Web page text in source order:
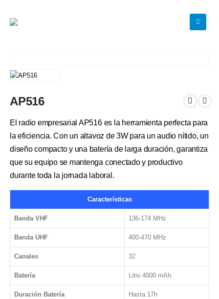
AP516
El radio empresarial AP516 es la herramienta perfecta para
la eficiencia. Con un altavoz de 3W para un audio nítido, un
diseño compacto y una batería de larga duración, garantiza
que su equipo se mantenga conectado y productivo
durante toda la jornada laboral.
Características
Banda VHF 136-174 MHz
Banda UHF 400-470 MHz
Canales 32
Batería Litio 4000 mAh
Duración Batería Hasta 17h